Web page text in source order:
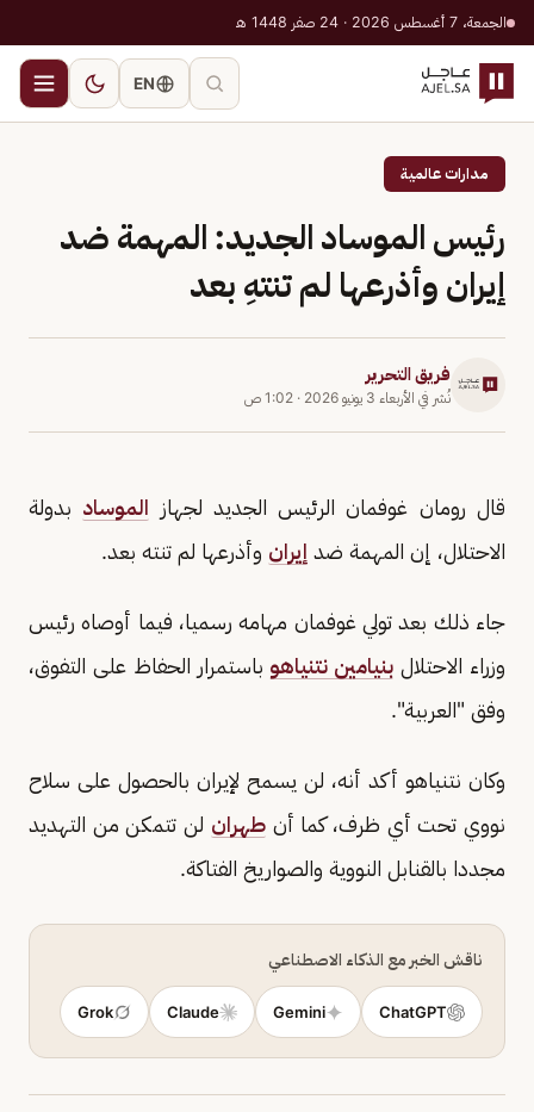
الجمعة، 7 أغسطس 2026 · 24 صفر 1448 هـ
EN
مدارات عالمية
رئيس الموساد الجديد: المهمة ضد
إيران وأذرعها لم تنتهِ بعد
فريق التحرير
نُشر في الأربعاء 3 يونيو 2026 · 1:02 ص
قال رومان غوفمان الرئيس الجديد لجهاز الموساد بدولة
الاحتلال، إن المهمة ضد إيران وأذرعها لم تنته بعد.
جاء ذلك بعد تولي غوفمان مهامه رسميا، فيما أوصاه رئيس
وزراء الاحتلال بنيامين نتنياهو باستمرار الحفاظ على التفوق،
وفق "العربية".
وكان نتنياهو أكد أنه، لن يسمح لإيران بالحصول على سلاح
نووي تحت أي ظرف، كما أنطهران لن تتمكن من التهديد
مجددا بالقنابل النووية والصواريخ الفتاكة.
ناقش الخبر مع الذكاء الاصطناعي
ChatGPT
Gemini
Claude
Grok